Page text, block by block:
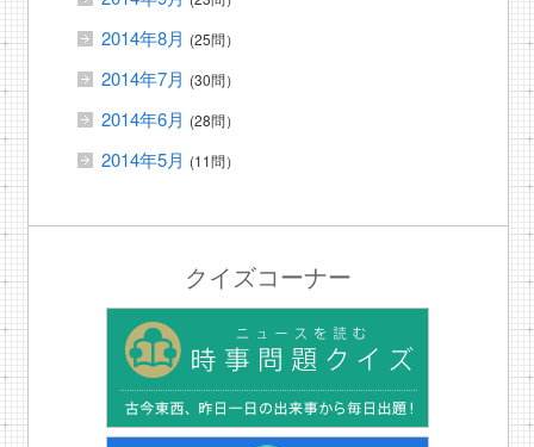
2014年8月 (25問）
2014年7月 (30問）
2014年6月 (28問）
2014年5月 (11問）
クイズコーナー